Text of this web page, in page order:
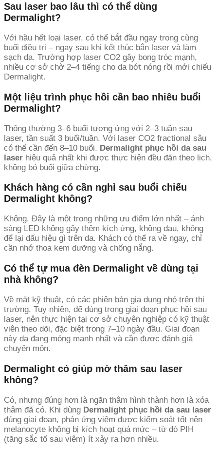
Sau laser bao lâu thì có thể dùng
Dermalight?
Với hầu hết loại laser, có thể bắt đầu ngay trong cùng
buổi điều trị – ngay sau khi kết thúc bắn laser và làm
sạch da. Trường hợp laser CO2 gây bong tróc mạnh,
nhiều cơ sở chờ 2–4 tiếng cho da bớt nóng rồi mới chiếu
Dermalight.
Một liệu trình phục hồi cần bao nhiêu buổi
Dermalight?
Thông thường 3–6 buổi tương ứng với 2–3 tuần sau
laser, tần suất 3 buổi/tuần. Với laser CO2 fractional sâu
có thể cần đến 8–10 buổi. Dermalight phục hồi da sau
laser hiệu quả nhất khi được thực hiện đều đặn theo lịch,
không bỏ buổi giữa chừng.
Khách hàng có cần nghỉ sau buổi chiếu
Dermalight không?
Không. Đây là một trong những ưu điểm lớn nhất – ánh
sáng LED không gây thêm kích ứng, không đau, không
để lại dấu hiệu gì trên da. Khách có thể ra về ngay, chỉ
cần nhớ thoa kem dưỡng và chống nắng.
Có thể tự mua đèn Dermalight về dùng tại
nhà không?
Về mặt kỹ thuật, có các phiên bản gia dụng nhỏ trên thị
trường. Tuy nhiên, để dùng trong giai đoạn phục hồi sau
laser, nên thực hiện tại cơ sở chuyên nghiệp có kỹ thuật
viên theo dõi, đặc biệt trong 7–10 ngày đầu. Giai đoạn
này da đang mỏng manh nhất và cần được đánh giá
chuyên môn.
Dermalight có giúp mờ thâm sau laser
không?
Có, nhưng đúng hơn là ngăn thâm hình thành hơn là xóa
thâm đã có. Khi dùng Dermalight phục hồi da sau laser
đúng giai đoạn, phản ứng viêm được kiểm soát tốt nên
melanocyte không bị kích hoạt quá mức – từ đó PIH
(tăng sắc tố sau viêm) ít xảy ra hơn nhiều.